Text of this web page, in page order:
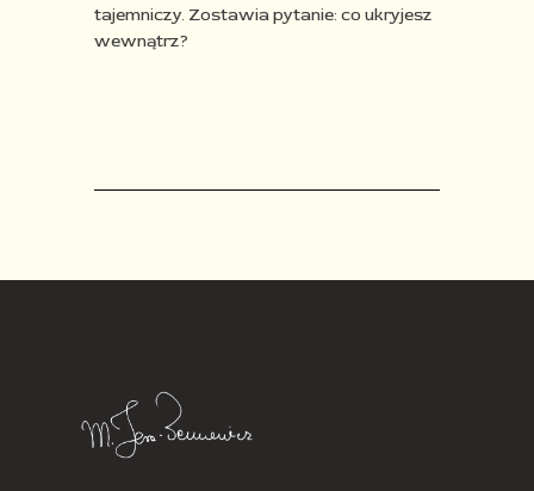
tajemniczy. Zostawia pytanie: co ukryjesz
wewnątrz?